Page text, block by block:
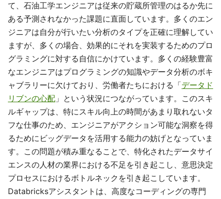
て、石油工学エンジニアは従来の貯蔵所管理のはるか先に
ある予測されなかった課題に直面しています。多くのエン
ジニアは自分が行いたい分析のタイプを正確に理解してい
ますが、多くの場合、効果的にそれを実装するためのプロ
グラミングに対する自信にかけています。多くの経験豊富
なエンジニアはプログラミングの知識やデータ分析のボキ
ャブラリーに欠けており、労働者たちにおける「データド
リブンの心配 」という状況につながっています。このスキ
ルギャップは、特にスキル向上の時間があまり取れないタ
フな仕事のため、エンジニアがアクション可能な洞察を得
るためにビッグデータを活用する能力の妨げとなっていま
す。この問題が積み重なることで、特化されたデータサイ
エンスの人材の業界における不足を引き起こし、意思決定
プロセスにおけるボトルネックを引き起こしています。
Databricksアシスタントは、高度なコーディングの専門